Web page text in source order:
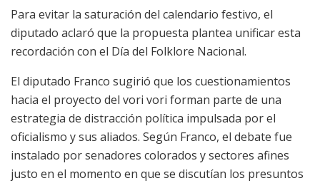
Para evitar la saturación del calendario festivo, el
diputado aclaró que la propuesta plantea unificar esta
recordación con el Día del Folklore Nacional.
El diputado Franco sugirió que los cuestionamientos
hacia el proyecto del vori vori forman parte de una
estrategia de distracción política impulsada por el
oficialismo y sus aliados. Según Franco, el debate fue
instalado por senadores colorados y sectores afines
justo en el momento en que se discutían los presuntos